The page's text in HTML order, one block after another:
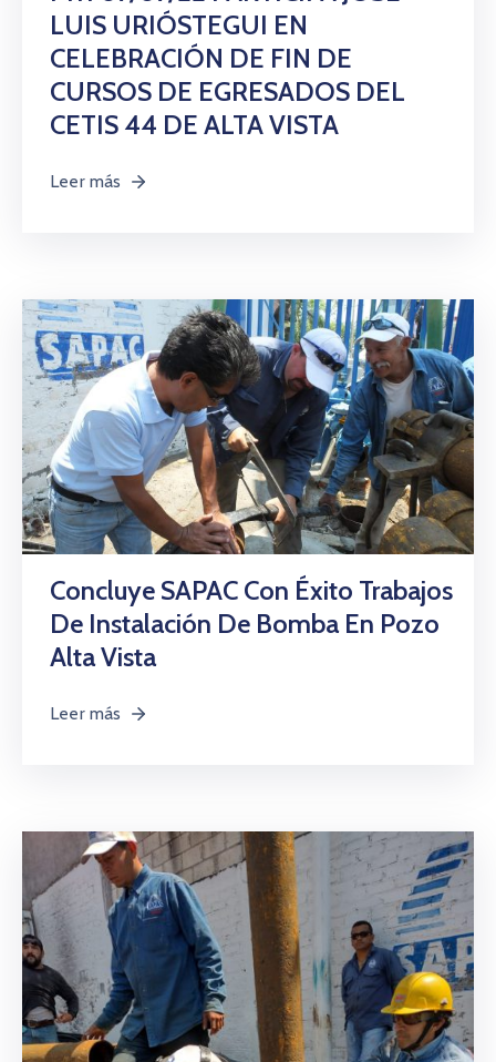
LUIS URIÓSTEGUI EN
CELEBRACIÓN DE FIN DE
CURSOS DE EGRESADOS DEL
CETIS 44 DE ALTA VISTA
Leer más
Concluye SAPAC Con Éxito Trabajos
De Instalación De Bomba En Pozo
Alta Vista
Leer más